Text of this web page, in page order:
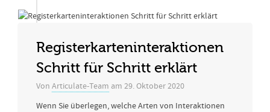
Registerkarteninteraktionen
Schritt für Schritt erklärt
Von Articulate-Team am 29. Oktober 2020
Wenn Sie überlegen, welche Arten von Interaktionen